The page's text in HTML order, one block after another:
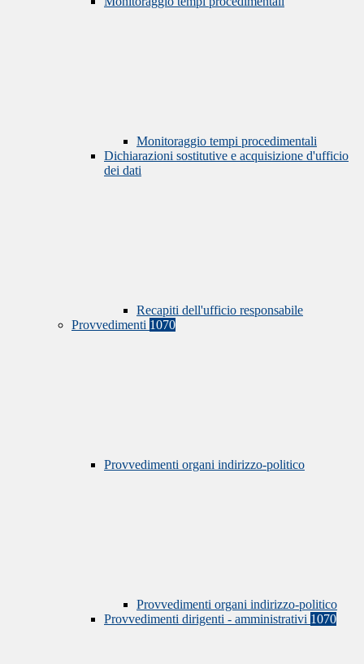
Monitoraggio tempi procedimentali
Dichiarazioni sostitutive e acquisizione d'ufficio
dei dati
Recapiti dell'ufficio responsabile
Provvedimenti 1070
Provvedimenti organi indirizzo-politico
Provvedimenti organi indirizzo-politico
Provvedimenti dirigenti - amministrativi 1070